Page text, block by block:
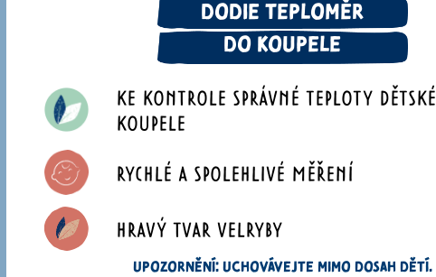
DODIE TEPLOMĚR
DO KOUPELE
KE KONTROLE SPRÁVNÉ TEPLOTY DĚTSKÉ
KOUPELE
RYCHLÉ A SPOLEHLIVÉ MĚŘENÍ
HRAVÝ TVAR VELRYBY
UPOZORNĚNÍ: UCHOVÁVEJTE MIMO DOSAH DĚTÍ.